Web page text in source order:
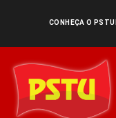
conteúdo
CONHEÇA O PSTU